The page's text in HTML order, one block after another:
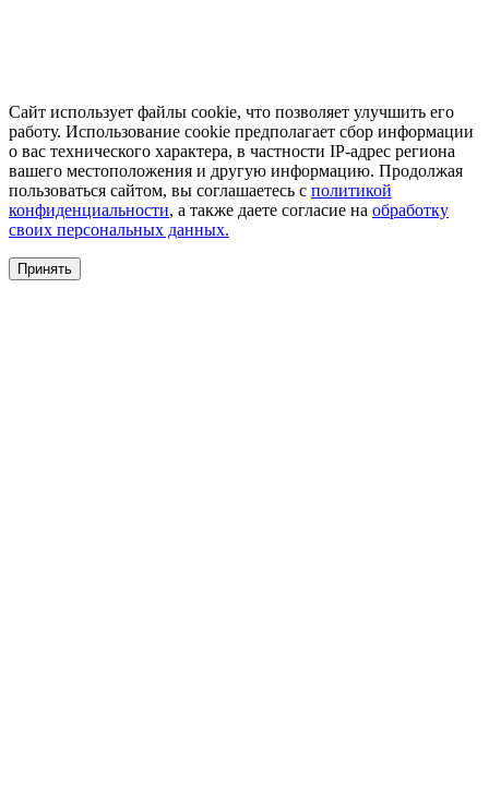
Сайт использует файлы cookie, что позволяет улучшить его
работу. Использование cookie предполагает сбор информации
о вас технического характера, в частности IP-адрес региона
вашего местоположения и другую информацию. Продолжая
пользоваться сайтом, вы соглашаетесь с политикой
конфиденциальности, а также даете согласие на обработку
своих персональных данных.
Принять